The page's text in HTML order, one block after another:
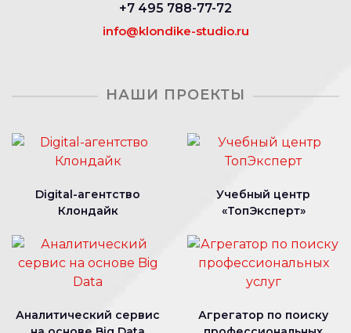
+7 495 788-77-72
info@klondike-studio.ru
НАШИ ПРОЕКТЫ
Digital-агентство
Клондайк
Учебный центр
«ТопЭксперт»
Аналитический сервис
Агрегатор по поиску